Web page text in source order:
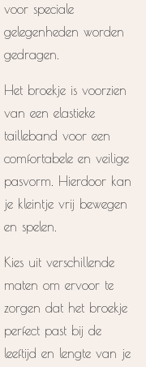
voor speciale
gelegenheden worden
gedragen.
Het broekje is voorzien
van een elastieke
tailleband voor een
comfortabele en veilige
pasvorm. Hierdoor kan
je kleintje vrij bewegen
en spelen.
Kies uit verschillende
maten om ervoor te
zorgen dat het broekje
perfect past bij de
leeftijd en lengte van je